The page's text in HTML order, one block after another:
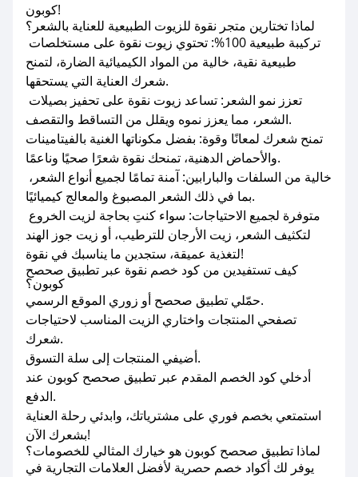
كوبون!
لماذا تختارين متجر نقوة للزيوت الطبيعية للعناية بالشعر؟
طبيعية نقية، خالية من المواد الكيميائية الضارة، لتمنح
شعرك العناية التي يستحقها.
الشعر، مما يعزز نموه ويقلل من التساقط والتقصف.
تمنح شعرك لمعانًا وقوة: بفضل مكوناتها الغنية بالفيتامينات
والأحماض الدهنية، تمنحك نقوة شعرًا صحيًا وناعمًا.
بما في ذلك الشعر المصبوغ والمعالج كيميائيًا.
لتكثيف الشعر، زيت الأرجان للترطيب، أو زيت جوز الهند
لتغذية عميقة، ستجدين ما يناسبك في نقوة!
كيف تستفيدين من كود خصم نقوة عبر تطبيق صحصح
كوبون؟
حمّلي تطبيق صحصح أو زوري الموقع الرسمي.
تصفحي المنتجات واختاري الزيت المناسب لاحتياجات
شعرك.
أضيفي المنتجات إلى سلة التسوق.
أدخلي كود الخصم المقدم عبر تطبيق صحصح كوبون عند
الدفع.
استمتعي بخصم فوري على مشترياتك، وابدئي رحلة العناية
بشعرك الآن!
لماذا تطبيق صحصح كوبون هو خيارك المثالي للخصومات؟
يوفر لك أكواد خصم حصرية لأفضل العلامات التجارية في